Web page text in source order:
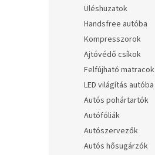
Üléshuzatok
Handsfree autóba
Kompresszorok
Ajtóvédő csíkok
Felfújható matracok
LED világítás autóba
Autós pohártartók
Autófóliák
Autószervezők
Autós hősugárzók